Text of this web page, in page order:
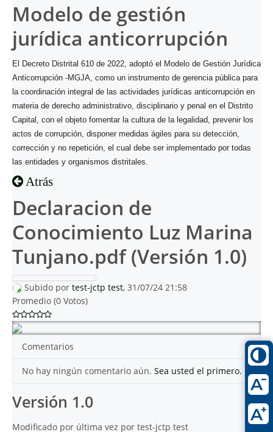
Modelo de gestión
jurídica anticorrupción
El Decreto Distrital 610 de 2022, adoptó el Modelo de Gestión Jurídica
Anticorrupción -MGJA, como un instrumento de gerencia pública para
la coordinación integral de las actividades jurídicas anticorrupción en
materia de derecho administrativo, disciplinario y penal en el Distrito
Capital, con el objeto fomentar la cultura de la legalidad, prevenir los
actos de corrupción, disponer medidas ágiles para su detección,
corrección y no repetición, el cual debe ser implementado por todas
las entidades y organismos distritales.
Atrás
Declaracion de
Conocimiento Luz Marina
Tunjano.pdf (Versión 1.0)
Subido por test-jctp test, 31/07/24 21:58
Promedio (0 Votos)
Comentarios
No hay ningún comentario aún. Sea usted el primero.
Versión 1.0
Modificado por última vez por test-jctp test